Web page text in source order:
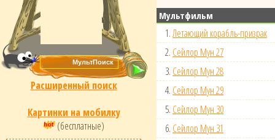
Расширенный поиск
Картинки на мобилку
(бесплатные)
Мультфильм
1.Летающий корабль-призрак
2. Сейлор Мун 27
3. Сейлор Мун 28
4. Сейлор Мун 29
5. Сейлор Мун 30
6. Сейлор Мун 31